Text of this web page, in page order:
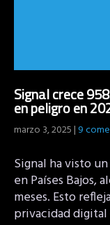
Signal crece
en peligro en
marzo 3, 2025| 9
Signal ha visto
en Países Bajos,
meses. Esto
privacidad digital